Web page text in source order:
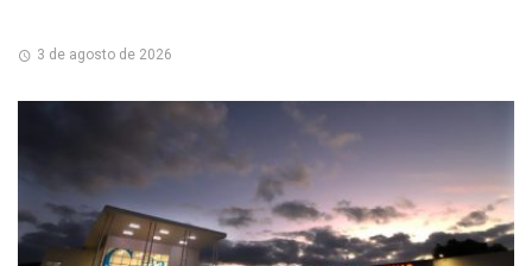
3 de agosto de 2026